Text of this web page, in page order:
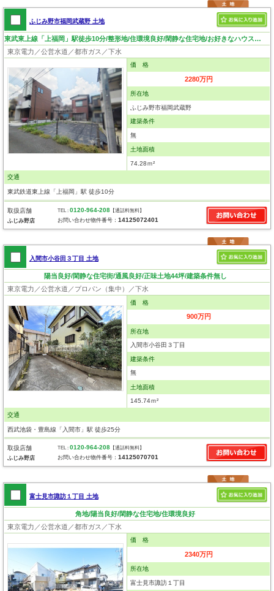
ふじみ野市福岡武蔵野 土地
東武東上線「上福岡」駅徒歩10分/整形地/住環境良好/閑静な住宅地/お好きなハウスメーカーで建築できます。
東京電力／公営水道／都市ガス／下水
価 格
2280万円
所在地
ふじみ野市福岡武蔵野
建築条件
無
土地面積
74.28ｍ²
交通
東武鉄道東上線「上福岡」駅 徒歩10分
取扱店舗
ふじみ野店
TEL :0120-964-208 【通話料無料】
お問い合わせ物件番号：14125072401
入間市小谷田３丁目 土地
陽当良好/閑静な住宅街/通風良好/正味土地44坪/建築条件無し
東京電力／公営水道／プロパン（集中）／下水
価 格
900万円
所在地
入間市小谷田３丁目
建築条件
無
土地面積
145.74ｍ²
交通
西武池袋・豊島線「入間市」駅 徒歩25分
取扱店舗
ふじみ野店
TEL :0120-964-208 【通話料無料】
お問い合わせ物件番号：14125070701
富士見市諏訪１丁目 土地
角地/陽当良好/閑静な住宅地/住環境良好
東京電力／公営水道／都市ガス／下水
価 格
2340万円
所在地
富士見市諏訪１丁目